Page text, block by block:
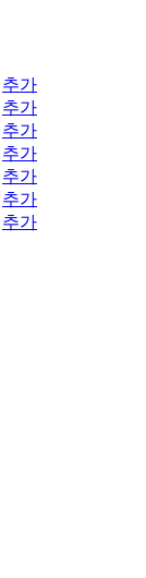
추가
추가
추가
추가
추가
추가
추가